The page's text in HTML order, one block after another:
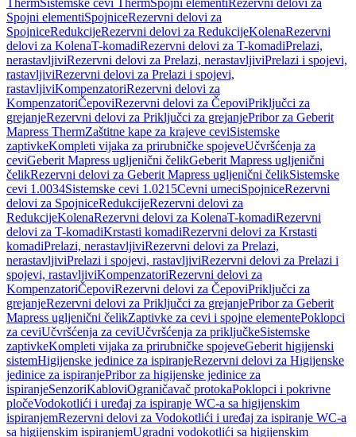
ThermSistemske cevi ThermSpojni elementi Rezervni delovi za
Spojni elementiSpojniceRezervni delovi za
SpojniceRedukcijeRezervni delovi za RedukcijeKolenaRezervni
delovi za KolenaT-komadiRezervni delovi za T-komadiPrelazi,
nerastavljiviRezervni delovi za Prelazi, nerastavljiviPrelazi i spojevi,
rastavljiviRezervni delovi za Prelazi i spojevi,
rastavljiviKompenzatoriRezervni delovi za
KompenzatoriČepoviRezervni delovi za ČepoviPriključci za
grejanjeRezervni delovi za Priključci za grejanjePribor za Geberit
Mapress ThermZaštitne kape za krajeve ceviSistemske
zaptivkeKompleti vijaka za prirubničke spojeveUčvršćenja za
ceviGeberit Mapress ugljenični čelikGeberit Mapress ugljenični
čelikRezervni delovi za Geberit Mapress ugljenični čelikSistemske
cevi 1.0034Sistemske cevi 1.0215Cevni umeciSpojniceRezervni
delovi za SpojniceRedukcijeRezervni delovi za
RedukcijeKolenaRezervni delovi za KolenaT-komadiRezervni
delovi za T-komadiKrstasti komadiRezervni delovi za Krstasti
komadiPrelazi, nerastavljiviRezervni delovi za Prelazi,
nerastavljiviPrelazi i spojevi, rastavljiviRezervni delovi za Prelazi i
spojevi, rastavljiviKompenzatoriRezervni delovi za
KompenzatoriČepoviRezervni delovi za ČepoviPriključci za
grejanjeRezervni delovi za Priključci za grejanjePribor za Geberit
Mapress ugljenični čelikZaptivke za cevi i spojne elementePoklopci
za ceviUčvršćenja za ceviUčvršćenja za priključkeSistemske
zaptivkeKompleti vijaka za prirubničke spojeveGeberit higijenski
sistemHigijenske jedinice za ispiranjeRezervni delovi za Higijenske
jedinice za ispiranjePribor za higijenske jedinice za
ispiranjeSenzoriKabloviOgraničavač protokaPoklopci i pokrivne
pločeVodokotlići i uređaj za ispiranje WC-a sa higijenskim
ispiranjemRezervni delovi za Vodokotlići i uređaj za ispiranje WC-a
sa higijenskim ispiranjemUgradni vodokotlići sa higijenskim